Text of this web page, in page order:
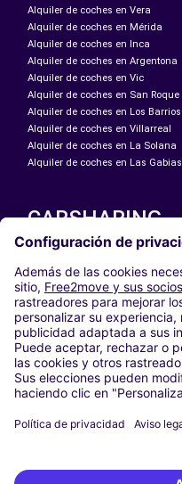
Alquiler de coches en Vera
Alquiler de coches en Mérida
Alquiler de coches en Inca
Alquiler de coches en Argentona
Alquiler de coches en Vic
Alquiler de coches en San Roque
Alquiler de coches en Los Barrios
Alquiler de coches en Villarreal
Alquiler de coches en La Solana
Alquiler de coches en Las Gabias
CARSHARING
NUESTRAS CIUDADES
Paris
Madrid
Washington DC
Milán
Roma
Turín
Viena
Berlín
Düsseldorf